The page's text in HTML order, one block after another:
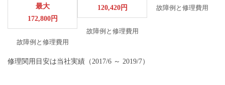
最大
172,800円
故障例と修理費用
120,420円
故障例と修理費用
故障例と修理費用
修理関用目安は当社実績（2017/6 ～ 2019/7）